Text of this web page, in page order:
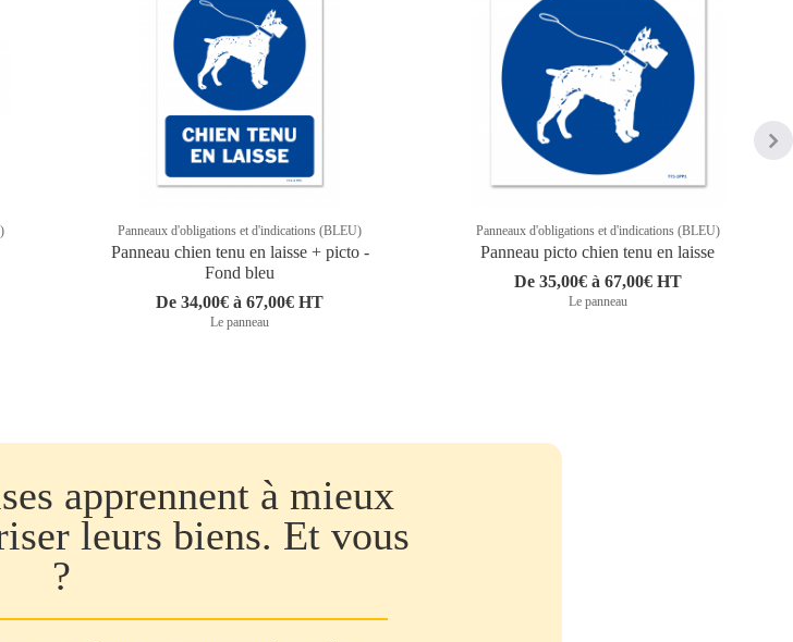
Panneaux d'obligations et d'indications (BLEU)
Panneau chien tenu en laisse + picto -
Fond bleu
De 34,00€ à 67,00€ HT
Le panneau
Panneaux d'obligations et d'indications (BLEU)
Panneau picto chien tenu en laisse
De 35,00€ à 67,00€ HT
Le panneau
apprennent à mieux
leurs biens. Et vous
?